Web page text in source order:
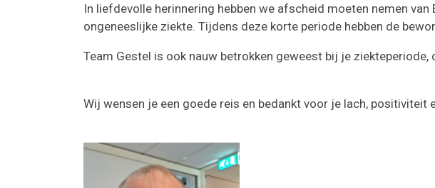
In liefdevolle herinnering hebben we afscheid moeten nemen
ongeneeslijke ziekte. Tijdens deze korte periode hebben de
Team Gestel is ook nauw betrokken geweest bij je
Wij wensen je een goede reis en bedankt voor je lach, positiviteit